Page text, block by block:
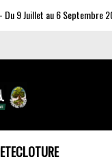
Du 9 Juillet au 6 Septembre